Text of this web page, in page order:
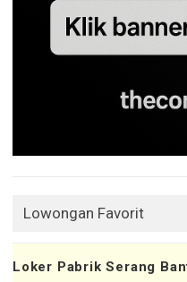
Lowongan Favorit
Loker Pabrik Serang